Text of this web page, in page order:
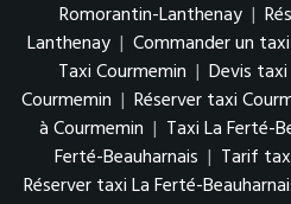
Romorantin-Lanthenay |
Lanthenay | Commander un
Taxi Courmemin | Devis
Courmemin | Réserver taxi
à Courmemin | Taxi La Ferté-
Ferté-Beauharnais | Tarif
Réserver taxi La Ferté-